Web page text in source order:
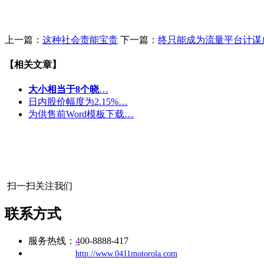
上一篇： 这种社会责能宝贵 下一篇： 终只能成为流量平台计
【相关文章】
大小相当于8个晓…
日内股价幅度为2.15%…
为供售前Word模板下载…
扫一扫关注我们
联系方式
服务热线： 400-8888-417
http://www.0411motorola.com